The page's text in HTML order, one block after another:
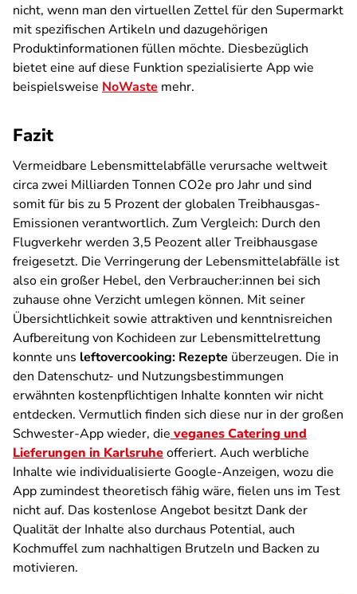
nicht, wenn man den virtuellen Zettel für den Supermarkt
mit spezifischen Artikeln und dazugehörigen
Produktinformationen füllen möchte. Diesbezüglich
bietet eine auf diese Funktion spezialisierte App wie
beispielsweise NoWaste mehr.
Fazit
Vermeidbare Lebensmittelabfälle verursache weltweit
circa zwei Milliarden Tonnen CO2e pro Jahr und sind
somit für bis zu 5 Prozent der globalen Treibhausgas-
Emissionen verantwortlich. Zum Vergleich: Durch den
Flugverkehr werden 3,5 Peozent aller Treibhausgase
freigesetzt. Die Verringerung der Lebensmittelabfälle ist
also ein großer Hebel, den Verbraucher:innen bei sich
zuhause ohne Verzicht umlegen können. Mit seiner
Übersichtlichkeit sowie attraktiven und kenntnisreichen
Aufbereitung von Kochideen zur Lebensmittelrettung
konnte uns leftovercooking: Rezepte überzeugen. Die in
den Datenschutz- und Nutzungsbestimmungen
erwähnten kostenpflichtigen Inhalte konnten wir nicht
entdecken. Vermutlich finden sich diese nur in der großen
Schwester-App wieder, die veganes Catering und
Lieferungen in Karlsruheofferiert. Auch werbliche
Inhalte wie individualisierte Google-Anzeigen, wozu die
App zumindest theoretisch fähig wäre, fielen uns im Test
nicht auf. Das kostenlose Angebot besitzt Dank der
Qualität der Inhalte also durchaus Potential, auch
Kochmuffel zum nachhaltigen Brutzeln und Backen zu
motivieren.